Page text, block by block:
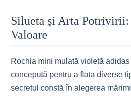
Silueta și Arta Potrivirii:
Valoare
Rochia mini mulată violetă
concepută pentru a flata diverse
secretul constă în alegerea